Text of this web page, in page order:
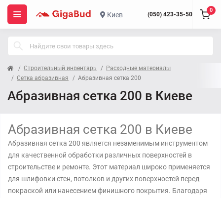
Киев (050) 423-35-50
0
Строительный инвентарь
Расходные материалы
Сетка абразивная
Абразивная сетка 200
Абразивная сетка 200 в Киеве
Абразивная сетка 200 в Киеве
Абразивная сетка 200 является незаменимым инструментом
для качественной обработки различных поверхностей в
строительстве и ремонте. Этот материал широко применяется
для шлифовки стен, потолков и других поверхностей перед
покраской или нанесением финишного покрытия. Благодаря